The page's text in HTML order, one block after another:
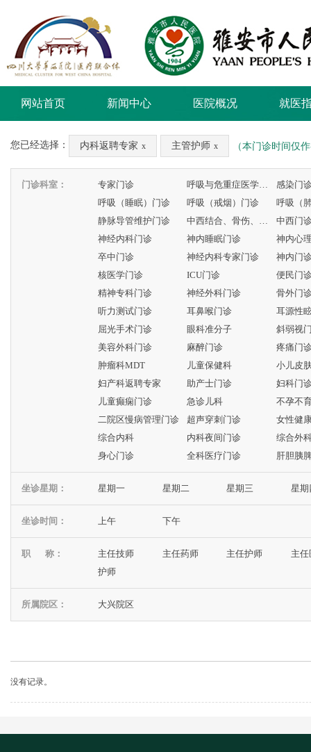
网站首页 新闻中心 医院概况 就医
您已经选择： 内科返聘专家 x 主管护师 x （本门诊时间仅
门诊科室： 专家门诊
感染门
呼吸（睡眠）门诊
呼吸（戒烟）门诊
呼吸（
静脉导管维护门诊
中西门
神经内科门诊
神内睡眠门诊
神内心
卒中门诊
神经内科专家门诊
神内门
核医学门诊
ICU门诊
便民门
精神专科门诊
神经外科门诊
骨外门
听力测试门诊
耳鼻喉门诊
耳源性
屈光手术门诊
眼科准分子
斜弱视
美容外科门诊
麻醉门诊
疼痛门
肿瘤科MDT
儿童保健科
小儿皮
妇产科返聘专家
助产士门诊
妇科门
儿童癫痫门诊
急诊儿科
不孕不
二院区慢病管理门诊
超声穿刺门诊
女性健
综合内科
内科夜间门诊
综合外
身心门诊
全科医疗门诊 肝胆胰
坐诊星期： 星期一 星期二 星期三 星期
坐诊时间： 上午 下午
职 称： 主任技师 主任药师 主任护师
主任
护师
所属院区： 大兴院区
没有记录。